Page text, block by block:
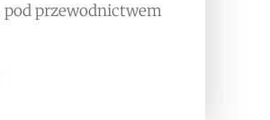
przewodnictwem